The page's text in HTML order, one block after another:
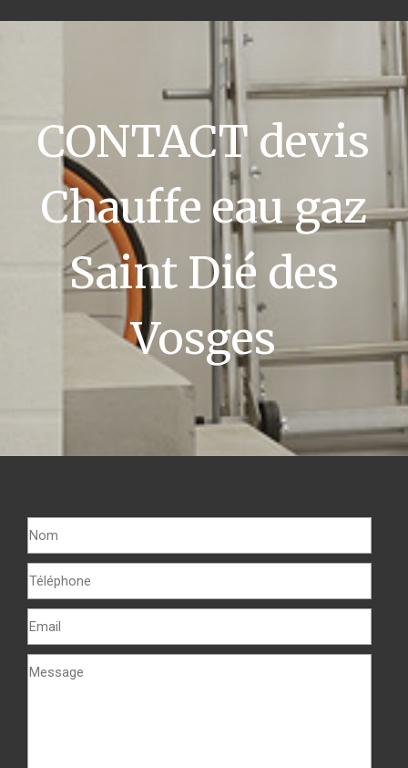
CONTACT devis
Chauffe eau gaz
Saint Dié des
Vosges